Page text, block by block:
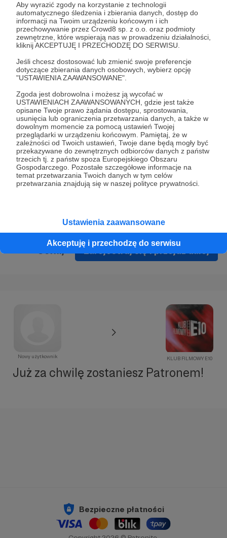
Aby wyrazić zgody na korzystanie z technologii
automatycznego śledzenia i zbierania danych, dostęp do
informacji na Twoim urządzeniu końcowym i ich
przechowywanie przez Crowd8 sp. z o.o. oraz podmioty
zewnętrzne, które wspierają nas w prowadzeniu działalności,
kliknij AKCEPTUJĘ I PRZECHODZĘ DO SERWISU.
Jeśli chcesz dostosować lub zmienić swoje preferencje
dotyczące zbierania danych osobowych, wybierz opcję
"USTAWIENIA ZAAWANSOWANE".
Zgoda jest dobrowolna i możesz ją wycofać w
USTAWIENIACH ZAAWANSOWANYCH, gdzie jest także
opisane Twoje prawo żądania dostępu, sprostowania,
usunięcia lub ograniczenia przetwarzania danych, a także w
dowolnym momencie za pomocą ustawień Twojej
przeglądarki w urządzeniu końcowym. Pamiętaj, że w
zależności od Twoich ustawień, Twoje dane będą mogły być
przekazywane do zewnętrznych odbiorców danych z państw
trzecich tj. z państw spoza Europejskiego Obszaru
Gospodarczego. Pozostałe szczegółowe informacje na
temat przetwarzania Twoich danych w tym celów
przetwarzania znajdują się w naszej polityce prywatności.
Ustawienia zaawansowane
Akceptuję i przechodzę do serwisu
* Zapoznałem się i akceptujęRegulaminserwisu oraz
* Wyrażam zgodę na przetwarzanie moich danych
osobowych podanych w formularzu rejestracyjnym w celu
prawidłowego świadczenia usług serwisu Patronite.
Wyrażam zgodę na otrzymywanie drogą elektroniczną
informacji handlowych - newslettera. Opcja ta może zostać
zmieniona w ustawieniach konta.
Zarejestruj się i przejdź dalej
Nowy użytkownik KLUB FILMOWY E10
Już za chwilę zostaniesz Patronem!
Bezpieczne płatności